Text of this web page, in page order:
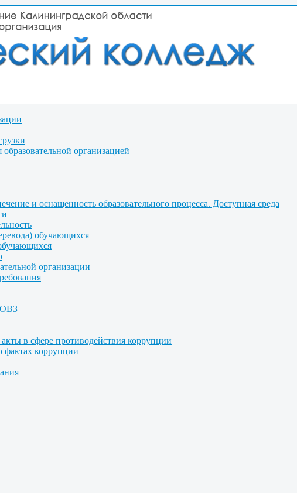
организацией
и оснащенность образовательного процесса. Доступная среда
обучающихся
организации
ОВЗ
в сфере противодействия коррупции
фактах коррупции